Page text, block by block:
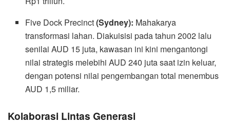
Five Dock Precinct(Sydney): Mahakarya
transformasi lahan. Diakuisisi pada tahun 2002 lalu
senilai AUD 15 juta, kawasan ini kini mengantongi
nilai strategis melebihi AUD 240 juta saat izin keluar,
dengan potensi nilai pengembangan total menembus
AUD 1,5 miliar.
Kolaborasi Lintas Generasi